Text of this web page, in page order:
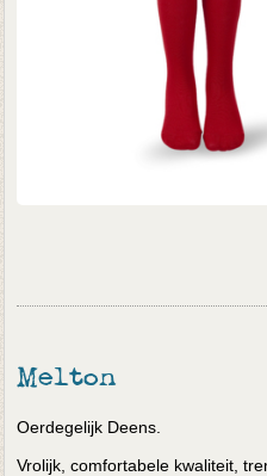
Melton
Oerdegelijk Deens.
Vrolijk, comfortabele kwaliteit,